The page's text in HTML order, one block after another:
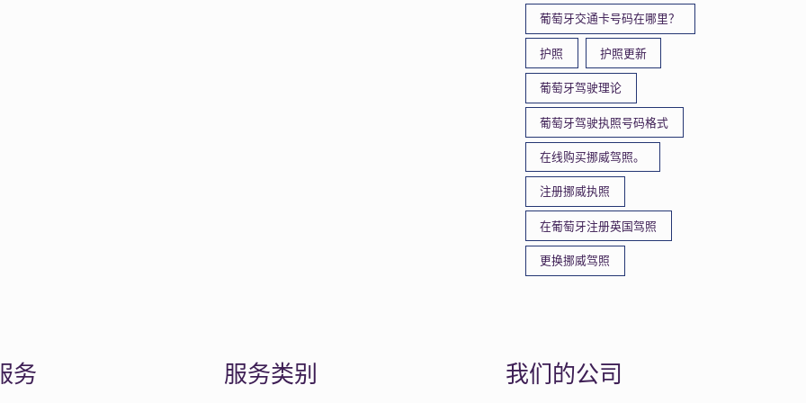
葡萄牙交通卡号码在哪里？
护照 护照更新
葡萄牙驾驶理论
葡萄牙驾驶执照号码格式
在线购买挪威驾照。
注册挪威执照
在葡萄牙注册英国驾照
更换挪威驾照
务 服务类别 我们的公司